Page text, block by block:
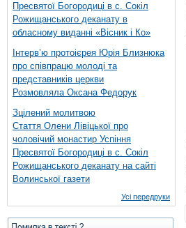
Пресвятої Богородиці в с. Сокіл
Рожищанського деканату в
обласному виданні «Вісник і Ко»
Інтерв’ю протоієрея Юрія Близнюка
про співпрацю молоді та
представників церкви
Розмовляла Оксана Федорук
Зцілений молитвою
Стаття Олени Лівіцької про
чоловічий монастир Успіння
Пресвятої Богородиці в с. Сокіл
Рожищанського деканату на сайті
Волинської газети
Усі передруки